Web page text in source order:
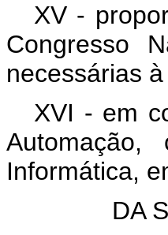
XV -
Congresso
necessárias
XVI - em
Informática,
DA